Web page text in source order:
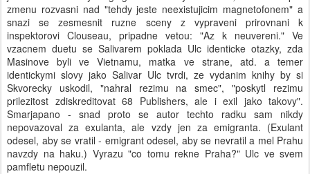
zmenu rozvasni nad "tehdy jeste neexistujicim magnetofonem" a
snazi se zesmesnit ruzne sceny z vypraveni prirovnani k
inspektorovi Clouseau, pripadne vetou: "Az k neuvereni." Ve
vzacnem duetu se Salivarem poklada Ulc identicke otazky, zda
Masinove byli ve Vietnamu, matka ve strane, atd. a temer
identickymi slovy jako Salivar Ulc tvrdi, ze vydanim knihy by si
Skvorecky uskodil, "nahral rezimu na smec", "poskytl rezimu
prilezitost zdiskreditovat 68 Publishers, ale i exil jako takovy".
Smarjapano - snad proto se autor techto radku sam nikdy
nepovazoval za exulanta, ale vzdy jen za emigranta. (Exulant
odesel, aby se vratil - emigrant odesel, aby se nevratil a mel Prahu
navzdy na haku.) Vyrazu "co tomu rekne Praha?" Ulc ve svem
pamfletu nepouzil.